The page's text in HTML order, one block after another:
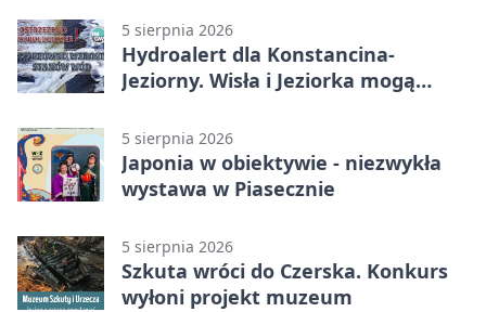
5 sierpnia 2026
Hydroalert dla Konstancina-
Jeziorny. Wisła i Jeziorka mogą
5 sierpnia 2026
Japonia w obiektywie - niezwykła
wystawa w Piasecznie
5 sierpnia 2026
Szkuta wróci do Czerska. Konkurs
wyłoni projekt muzeum